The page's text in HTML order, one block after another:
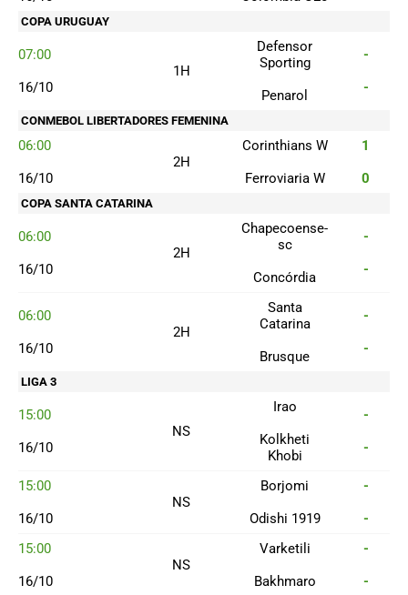
COPA URUGUAY
07:00
16/10
1H
Defensor
Sporting
Penarol
-
-
CONMEBOL LIBERTADORES FEMENINA
06:00
16/10
2H
Corinthians W
Ferroviaria W
1
0
COPA SANTA CATARINA
06:00
16/10
2H
Chapecoense-
sc
Concórdia
-
-
06:00
16/10
2H
Santa
Catarina
Brusque
-
-
LIGA 3
15:00
16/10
NS
Irao
Kolkheti
Khobi
-
-
15:00
16/10
NS
Borjomi
Odishi 1919
-
-
15:00
16/10
NS
Varketili
Bakhmaro
-
-